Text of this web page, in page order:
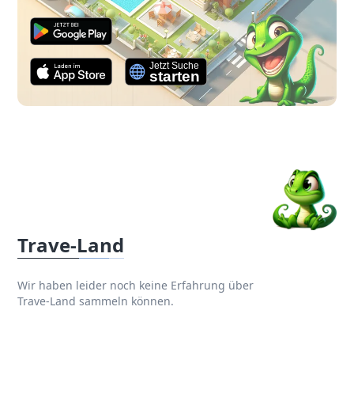
Trave-Land
Wir haben leider noch keine Erfahrung über
Trave-Land sammeln können.